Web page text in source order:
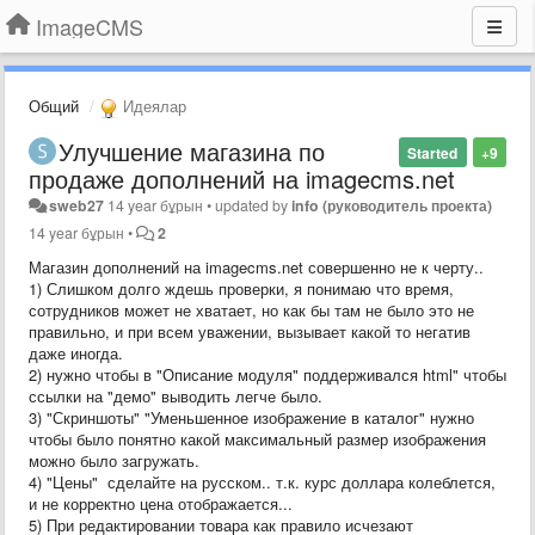
ImageCMS
Общий Идеялар
+9
Started
Улучшение магазина по
продаже дополнений на imagecms.net
sweb27 14 year бұрын •updated byinfo (руководитель проекта)
14 year бұрын • 2
Магазин дополнений на imagecms.net совершенно не к черту..
1) Слишком долго ждешь проверки, я понимаю что время,
сотрудников может не хватает, но как бы там не было это не
правильно, и при всем уважении, вызывает какой то негатив
даже иногда.
2) нужно чтобы в "Описание модуля" поддерживался html" чтобы
ссылки на "демо" выводить легче было.
3) "Скриншоты" "Уменьшенное изображение в каталог" нужно
чтобы было понятно какой максимальный размер изображения
можно было загружать.
4) "Цены" сделайте на русском.. т.к. курс доллара колеблется,
и не корректно цена отображается...
5) При редактировании товара как правило исчезают